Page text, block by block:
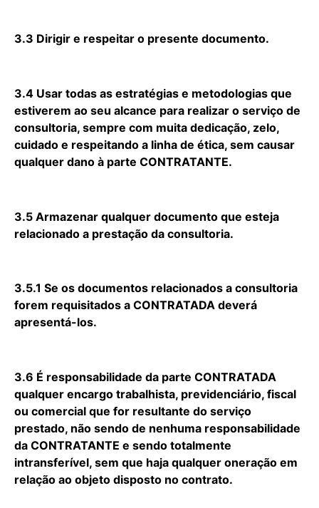
3.3 Dirigir e respeitar o presente documento.
3.4 Usar todas as estratégias e metodologias que
estiverem ao seu alcance para realizar o serviço de
consultoria, sempre com muita dedicação, zelo,
cuidado e respeitando a linha de ética, sem causar
qualquer dano à parte CONTRATANTE.
3.5 Armazenar qualquer documento que esteja
relacionado a prestação da consultoria.
3.5.1 Se os documentos relacionados a consultoria
forem requisitados a CONTRATADA deverá
apresentá-los.
3.6 É responsabilidade da parte CONTRATADA
qualquer encargo trabalhista, previdenciário, fiscal
ou comercial que for resultante do serviço
prestado, não sendo de nenhuma responsabilidade
da CONTRATANTE e sendo totalmente
intransferível, sem que haja qualquer oneração em
relação ao objeto disposto no contrato.